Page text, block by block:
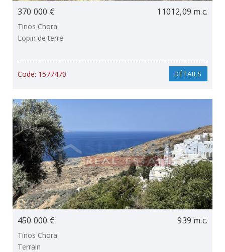
370 000 € 11012,09 m.c.
Tinos Chora
Lopin de terre
Code: 1577470 DÉTAILS
450 000 € 939 m.c.
Tinos Chora
Terrain